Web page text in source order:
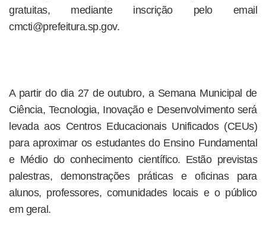
gratuitas, mediante inscrição pelo email
cmcti@prefeitura.sp.gov.
A partir do dia 27 de outubro, a Semana Municipal de
Ciência, Tecnologia, Inovação e Desenvolvimento será
levada aos Centros Educacionais Unificados (CEUs)
para aproximar os estudantes do Ensino Fundamental
e Médio do conhecimento científico. Estão previstas
palestras, demonstrações práticas e oficinas para
alunos, professores, comunidades locais e o público
em geral.